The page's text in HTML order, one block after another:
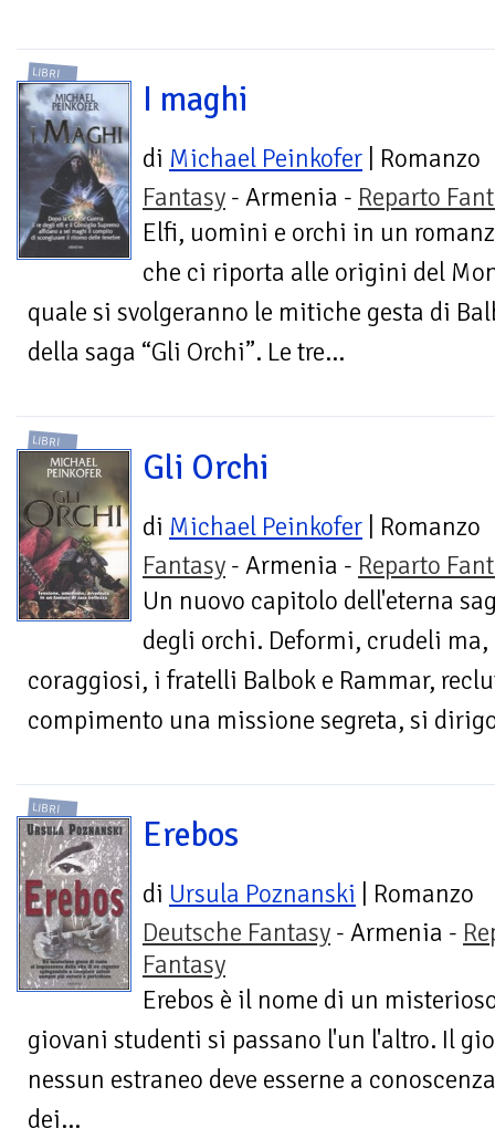
LIBRI
I maghi
di Michael Peinkofer | Romanzo
Fantasy - Armenia - Reparto
Elfi, uomini e orchi in un
che ci riporta alle origini del
quale si svolgeranno le mitiche gesta di
della saga “Gli Orchi”. Le tre...
LIBRI
Gli Orchi
di Michael Peinkofer | Romanzo
Fantasy - Armenia - Reparto
Un nuovo capitolo dell'eterna
degli orchi. Deformi, crudeli
coraggiosi, i fratelli Balbok e Rammar,
compimento una missione segreta, si
LIBRI
Erebos
di Ursula Poznanski | Romanzo
Deutsche Fantasy - Armenia -
Fantasy
Erebos è il nome di un
giovani studenti si passano l'un l'altro. Il
nessun estraneo deve esserne a
dei...